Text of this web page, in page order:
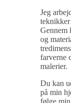
Jeg
teknikker
Gennem
og
farverne
malerier.
Du kan
på min
følge